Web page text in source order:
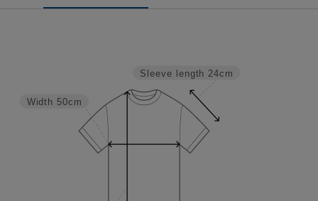
Sleeve length 24cm
Width 50cm